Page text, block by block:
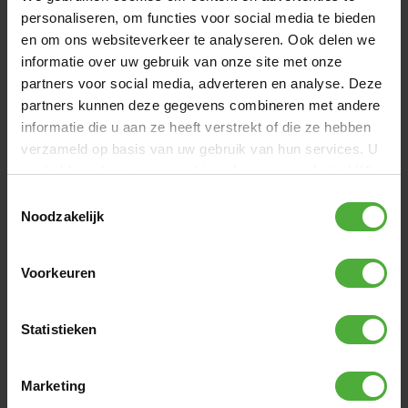
personaliseren, om functies voor social media te bieden
en om ons websiteverkeer te analyseren. Ook delen we
informatie over uw gebruik van onze site met onze
partners voor social media, adverteren en analyse. Deze
partners kunnen deze gegevens combineren met andere
informatie die u aan ze heeft verstrekt of die ze hebben
verzameld op basis van uw gebruik van hun services. U
gaat akkoord met onze cookies als u onze website blijft
Noodzakelijk
Voorkeuren
Statistieken
Marketing
RESEÑAS BERG XXL X-ITE E-BFR-3
24 reviews
ESCRIBE UNA RESEÑA
RESEÑAS MÁS RECIENTES
Translate review